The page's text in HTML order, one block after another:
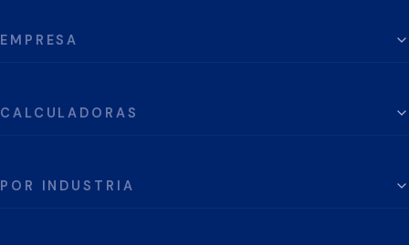
EMPRESA
CALCULADORAS
POR INDUSTRIA